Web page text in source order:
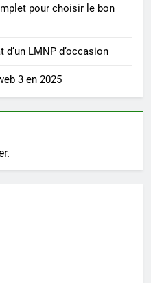
pour choisir le bon
LMNP d’occasion
3 en 2025